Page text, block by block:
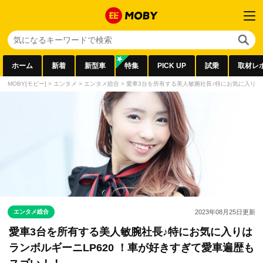
ホーム 新着 新型車 特集 PICK UP 試乗 取材レ
MOBY[モビー] > エンタメ > エンタメ総合 > 愛車3台を所有する美人敏腕社長♪特にお気に入り
エンタメ総合 2023年08月25日更新
愛車3台を所有する美人敏腕社長♪特にお気に入りは
ランボルギーニLP620 ！車が好きすぎて愛車遍歴も